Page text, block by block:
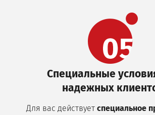
Специальные
надежных
Для вас действуетспециальное